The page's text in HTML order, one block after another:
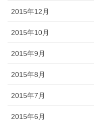
2015年12月
2015年10月
2015年9月
2015年8月
2015年7月
2015年6月